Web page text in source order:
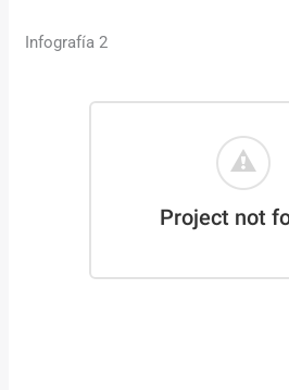
Infografía 2